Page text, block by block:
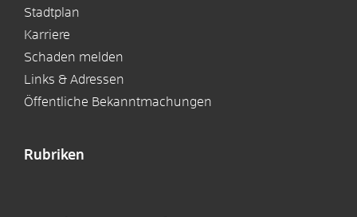
Stadtplan
Karriere
Schaden melden
Links & Adressen
Öffentliche Bekanntmachungen
Rubriken